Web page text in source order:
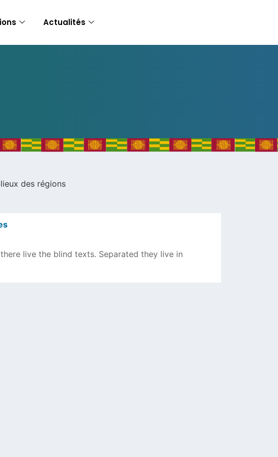
Actualités
des régions
live the blind texts. Separated they live in